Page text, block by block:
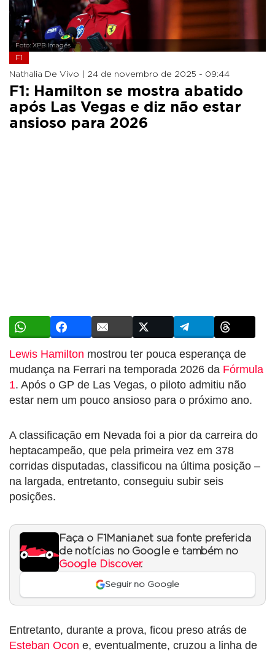
Foto: XPB Images
F1
Nathalia De Vivo | 24 de novembro de 2025 - 09:44
F1: Hamilton se mostra abatido
após Las Vegas e diz não estar
ansioso para 2026
Lewis Hamilton mostrou ter pouca esperança de
mudança na Ferrari na temporada 2026 da Fórmula
1. Após o GP de Las Vegas, o piloto admitiu não
estar nem um pouco ansioso para o próximo ano.
A classificação em Nevada foi a pior da carreira do
heptacampeão, que pela primeira vez em 378
corridas disputadas, classificou na última posição –
na largada, entretanto, conseguiu subir seis
posições.
Faça o F1Mania.net sua fonte preferida
de notícias no Google e também no
Google Discover.
Seguir no Google
Entretanto, durante a prova, ficou preso atrás de
Esteban Ocon e, eventualmente, cruzou a linha de